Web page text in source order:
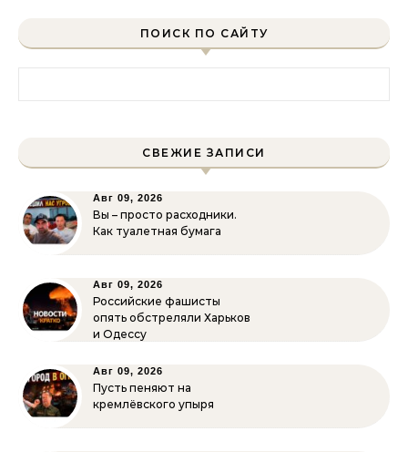
ПОИСК ПО САЙТУ
СВЕЖИЕ ЗАПИСИ
Авг 09, 2026
Вы – просто расходники.
Как туалетная бумага
Авг 09, 2026
Российские фашисты
опять обстреляли Харьков
и Одессу
Авг 09, 2026
Пусть пеняют на
кремлёвского упыря